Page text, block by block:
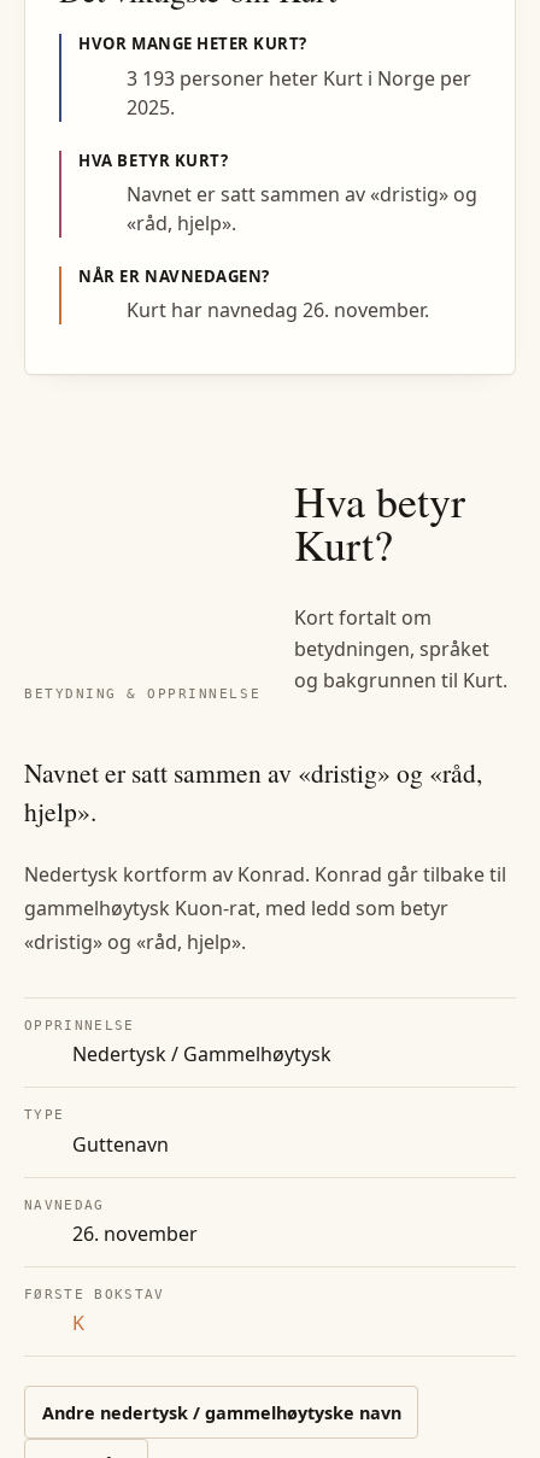
HVOR MANGE HETER KURT?
3 193 personer heter Kurt i Norge per
2025.
HVA BETYR KURT?
Navnet er satt sammen av «dristig» og
«råd, hjelp».
NÅR ER NAVNEDAGEN?
Kurt har navnedag 26. november.
BETYDNING & OPPRINNELSE
Hva betyr
Kurt?
Kort fortalt om
betydningen, språket
og bakgrunnen til Kurt.
Navnet er satt sammen av «dristig» og «råd,
hjelp».
Nedertysk kortform av Konrad. Konrad går tilbake til
gammelhøytysk Kuon-rat, med ledd som betyr
«dristig» og «råd, hjelp».
OPPRINNELSE
Nedertysk / Gammelhøytysk
TYPE
Guttenavn
NAVNEDAG
26. november
FØRSTE BOKSTAV
K
Andre nedertysk / gammelhøytyske navn